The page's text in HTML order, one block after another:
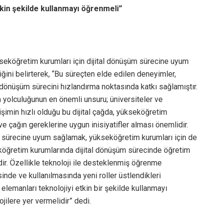
şekilde kullanmayı öğrenmeli”
kurumları için dijital dönüşüm sürecine uyum
belirterek, “Bu süreçten elde edilen deneyimler,
sürecini hızlandırma noktasında katkı sağlamıştır.
en önemli unsuru; üniversiteler ve
hızlı olduğu bu dijital çağda, yükseköğretim
çağın gereklerine uygun inisiyatifler alması önemlidir.
uyum sağlamak, yükseköğretim kurumları için de
kurumlarında dijital dönüşüm sürecinde öğretim
Özellikle teknoloji ile desteklenmiş öğrenme
ve kullanılmasında yeni roller üstlendikleri
teknolojiyi etkin bir şekilde kullanmayı
yer vermelidir” dedi.